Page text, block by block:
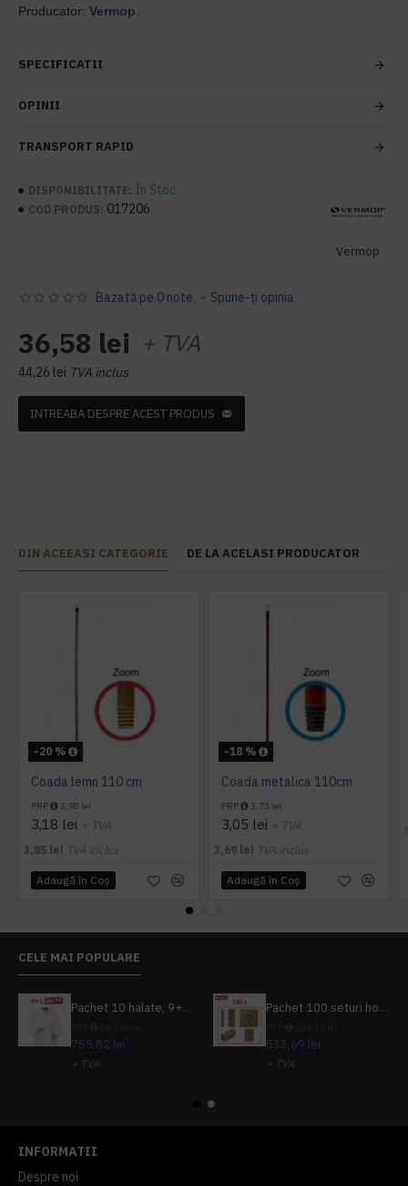
Producator: Vermop
SPECIFICATII
OPINII
TRANSPORT RAPID
DISPONIBILITATE: În Stoc
COD PRODUS: 017206
Vermop
Bazată pe 0 note. - Spune-ţi opinia
36,58 lei + TVA
44,26 lei TVA inclus
INTREABA DESPRE ACEST PRODUS
DIN ACEEASI CATEGORIE DE LA ACELASI PRODUCATOR
-20 %
Coada lemn 110 cm
PRP 3,98 lei
3,18 lei + TVA
3,85 lei TVA inclus
Adaugă în Coş
-18 %
Coada metalica 110cm
PRP 3,73 lei
3,05 lei + TVA
3,69 lei TVA inclus
Adaugă în Coş
CELE MAI POPULARE
Pachet 10 halate, 9+1 gratuit
755,82 lei
+ TVA
Pachet 100 seturi hoteliere, set dentar, set barbierit, casca de dus, pila unghii, set cusut
533,69 lei
+ TVA
INFORMATII
Despre noi